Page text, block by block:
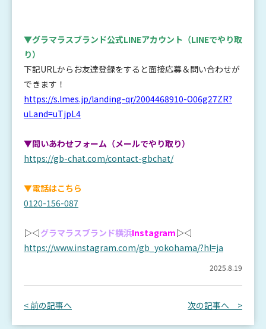
▼グラマラスブランド公式LINEアカウント （LINEでやり取
り）
下記URLからお友達登録をすると面接応募＆問い合わせが
できます！
https://s.lmes.jp/landing-qr/2004468910-O06g27ZR?
uLand=uTjpL4
▼問いあわせフォーム（メールでやり取り）
https://gb-chat.com/contact-gbchat/
▼電話はこちら
0120-156-087
▷◁グラマラスブランド横浜Instagram▷◁
https://www.instagram.com/gb_yokohama/?hl=ja
2025.8.19
< 前の記事へ 次の記事へ >